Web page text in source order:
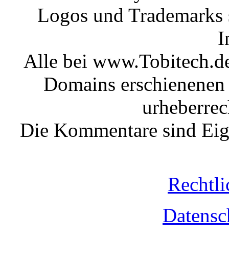
Logos und
Alle bei
Domains
Die Kommentare sind